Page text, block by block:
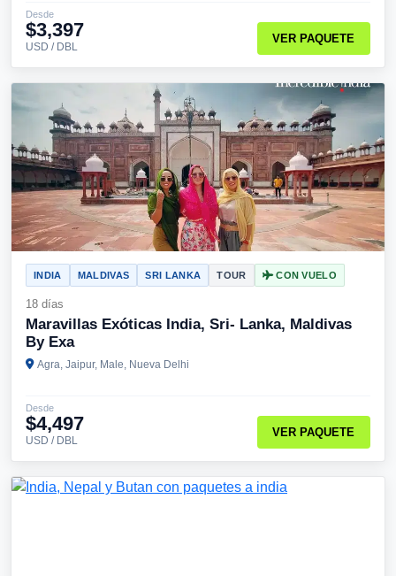
Desde
$3,397
USD / DBL
VER PAQUETE
INDIA MALDIVAS SRI LANKA TOUR CON VUELO
18 días
Maravillas Exóticas India, Sri- Lanka, Maldivas
By Exa
Agra, Jaipur, Male, Nueva Delhi
Desde
$4,497
USD / DBL
VER PAQUETE